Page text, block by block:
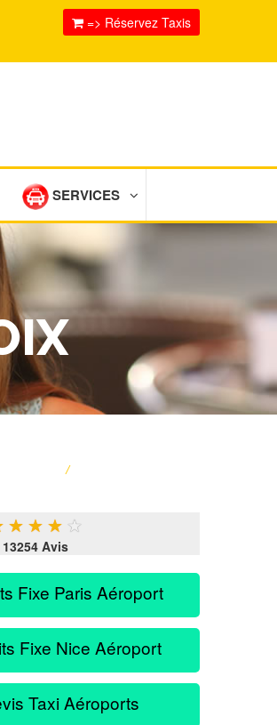
=> Réservez Taxis
SERVICES
/
★ ★ ★ ★
13254 Avis
Fixe Paris Aéroport
Fixe Nice Aéroport
Taxi Aéroports